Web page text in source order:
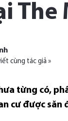
The
cùng tác giả »
từng có,
cư được